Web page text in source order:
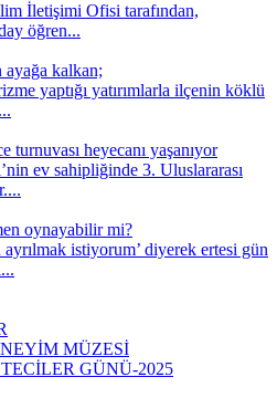
İletişimi Ofisi tarafından,
öğren...
kalkan;
yaptığı yatırımlarla ilçenin köklü
turnuvası heyecanı yaşanıyor
ev sahipliğinde 3. Uluslararası
oynayabilir mi?
istiyorum’ diyerek ertesi gün
MÜZESİ
GÜNÜ-2025